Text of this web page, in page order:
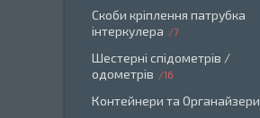
Скоби кріплення патрубка
інтеркулера
7
Шестерні спідометрів /
одометрів
16
Контейнери та Органайзери